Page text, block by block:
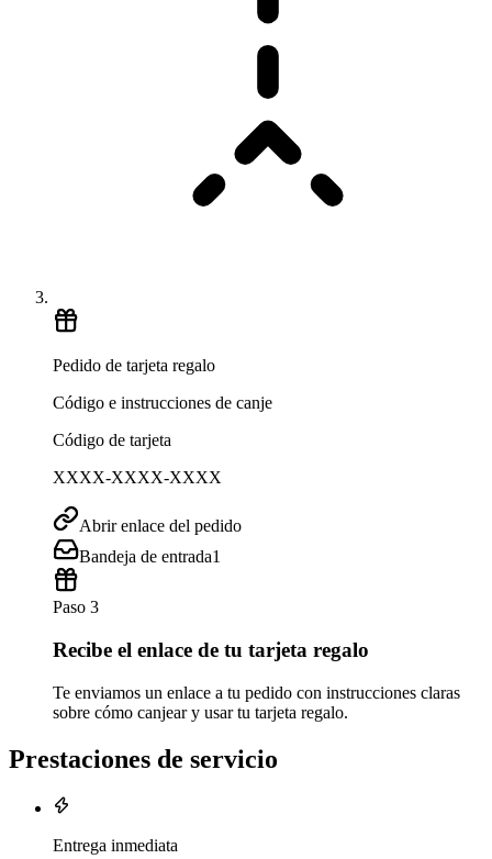
Pedido de tarjeta regalo
Código e instrucciones de canje
Código de tarjeta
XXXX-XXXX-XXXX
Abrir enlace del pedido
Bandeja de entrada1
Paso 3
Recibe el enlace de tu tarjeta regalo
Te enviamos un enlace a tu pedido con instrucciones claras
sobre cómo canjear y usar tu tarjeta regalo.
Prestaciones de servicio
Entrega inmediata